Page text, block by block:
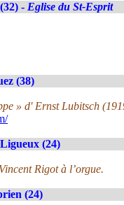
- Eglise du St-Esprit
(38)
» d' Ernst Lubitsch
(24)
Rigot à l’orgue.
(24)